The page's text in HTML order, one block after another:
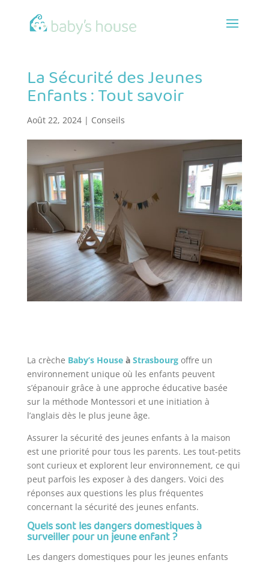
La Sécurité des Jeunes
Enfants : Tout savoir
Août 22, 2024| Conseils
La crèche Baby’s Houseà Strasbourgoffre un
environnement unique où les enfants peuvent
s’épanouir grâce à une approche éducative basée
sur la méthode Montessori et une initiation à
l’anglais dès le plus jeune âge.
Assurer la sécurité des jeunes enfants à la maison
est une priorité pour tous les parents. Les tout-petits
sont curieux et explorent leur environnement, ce qui
peut parfois les exposer à des dangers. Voici des
réponses aux questions les plus fréquentes
concernant la sécurité des jeunes enfants.
Quels sont les dangers domestiques à
surveiller pour un jeune enfant ?
Les dangers domestiques pour les jeunes enfants